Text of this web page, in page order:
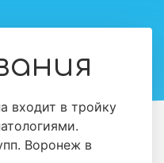
входит в тройку
Воронеж в